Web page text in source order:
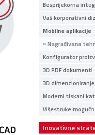
Besprijekorna
Vaš korporativni
Mobilne aplikacije
Nagrađivana
Konfigurator
3D PDF dokumenti
3D
Moderni tiskani
Višestruke
Inovativne